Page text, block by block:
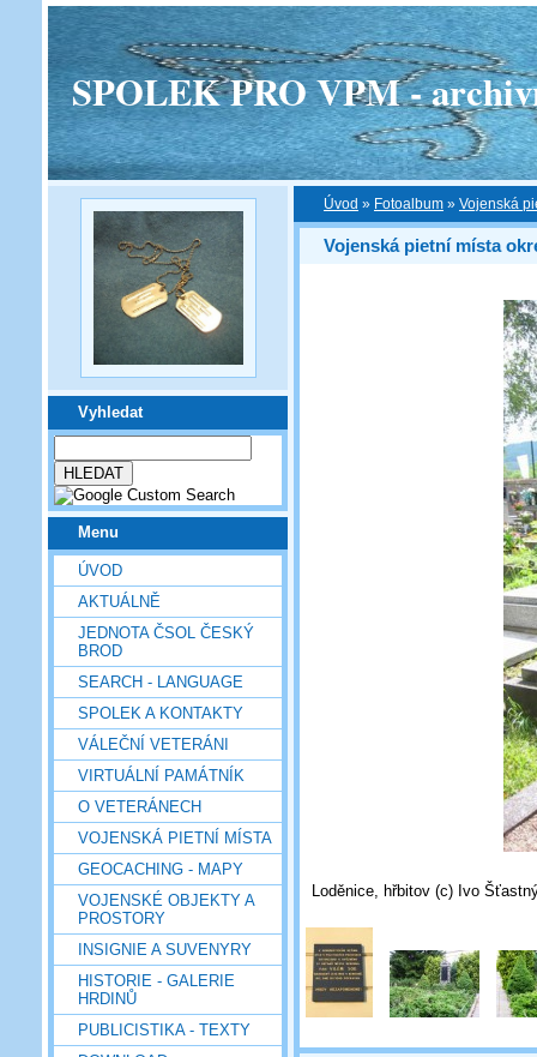
SPOLEK PRO VPM -
Vyhledat
Menu
ÚVOD
AKTUÁLNĚ
JEDNOTA ČSOL ČESKÝ
BROD
SEARCH - LANGUAGE
SPOLEK A KONTAKTY
VÁLEČNÍ VETERÁNI
VIRTUÁLNÍ PAMÁTNÍK
O VETERÁNECH
VOJENSKÁ PIETNÍ MÍSTA
GEOCACHING - MAPY
VOJENSKÉ OBJEKTY A
PROSTORY
INSIGNIE A SUVENYRY
HISTORIE - GALERIE
HRDINŮ
PUBLICISTIKA - TEXTY
Úvod » Fotoalbum » Vojenská
Vojenská pietní místa
Loděnice, hřbitov (c) Ivo